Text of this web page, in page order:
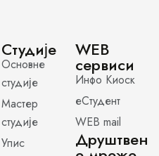
Студије
Основне
студије
Мастер
студије
Упис
WEB
сервиси
Инфо Киоск
еСтудент
WEB mail
Друштвен